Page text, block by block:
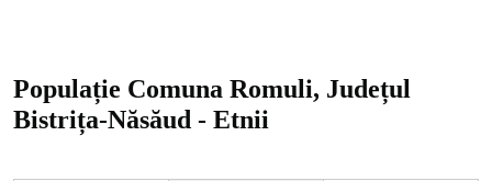
Populație Comuna Romuli, Județul
Bistrița-Năsăud - Etnii